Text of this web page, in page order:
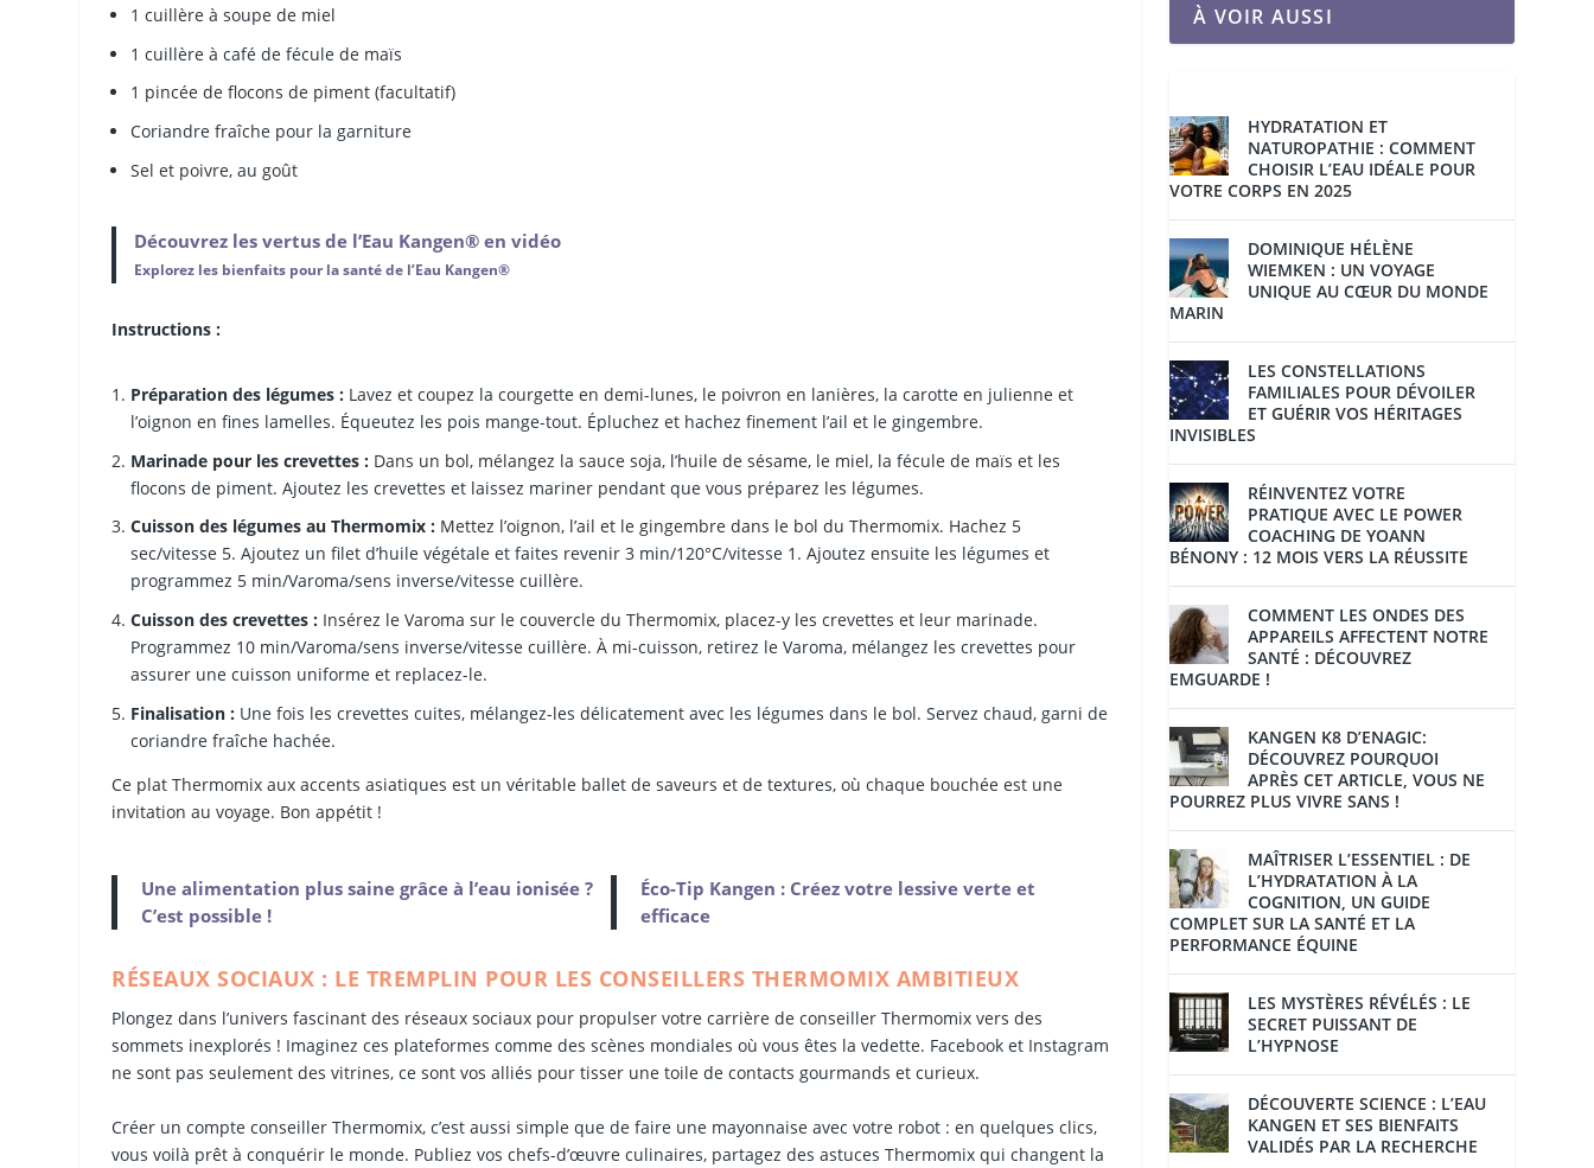
1 cuillère à soupe de miel
1 cuillère à café de fécule de maïs
1 pincée de flocons de piment (facultatif)
Coriandre fraîche pour la garniture
Sel et poivre, au goût
Découvrez les vertus de l’Eau Kangen® en vidéo
Explorez les bienfaits pour la santé de l’Eau Kangen®
Instructions :
Préparation des légumes : Lavez et coupez la courgette en demi-lunes, le poivron en lanières, la carotte en julienne et
l’oignon en fines lamelles. Équeutez les pois mange-tout. Épluchez et hachez finement l’ail et le gingembre.
Marinade pour les crevettes : Dans un bol, mélangez la sauce soja, l’huile de sésame, le miel, la fécule de maïs et les
flocons de piment. Ajoutez les crevettes et laissez mariner pendant que vous préparez les légumes.
Cuisson des légumes au Thermomix : Mettez l’oignon, l’ail et le gingembre dans le bol du Thermomix. Hachez 5
sec/vitesse 5. Ajoutez un filet d’huile végétale et faites revenir 3 min/120°C/vitesse 1. Ajoutez ensuite les légumes et
programmez 5 min/Varoma/sens inverse/vitesse cuillère.
Cuisson des crevettes : Insérez le Varoma sur le couvercle du Thermomix, placez-y les crevettes et leur marinade.
Programmez 10 min/Varoma/sens inverse/vitesse cuillère. À mi-cuisson, retirez le Varoma, mélangez les crevettes pour
assurer une cuisson uniforme et replacez-le.
Finalisation : Une fois les crevettes cuites, mélangez-les délicatement avec les légumes dans le bol. Servez chaud, garni de
coriandre fraîche hachée.
Ce plat Thermomix aux accents asiatiques est un véritable ballet de saveurs et de textures, où chaque bouchée est une
invitation au voyage. Bon appétit !
Une alimentation plus saine grâce à l’eau ionisée ?
C’est possible !
Éco-Tip Kangen : Créez votre lessive verte et
efficace
RÉSEAUX SOCIAUX : LE TREMPLIN POUR LES CONSEILLERS THERMOMIX AMBITIEUX
Plongez dans l’univers fascinant des réseaux sociaux pour propulser votre carrière de conseiller Thermomix vers des
sommets inexplorés ! Imaginez ces plateformes comme des scènes mondiales où vous êtes la vedette. Facebook et Instagram
ne sont pas seulement des vitrines, ce sont vos alliés pour tisser une toile de contacts gourmands et curieux.
Créer un compte conseiller Thermomix, c’est aussi simple que de faire une mayonnaise avec votre robot : en quelques clics,
vous voilà prêt à conquérir le monde. Publiez vos chefs-d’œuvre culinaires, partagez des astuces Thermomix qui changent la
À VOIR AUSSI
HYDRATATION ET
NATUROPATHIE : COMMENT
CHOISIR L’EAU IDÉALE POUR
VOTRE CORPS EN 2025
DOMINIQUE HÉLÈNE
WIEMKEN : UN VOYAGE
UNIQUE AU CŒUR DU MONDE
MARIN
LES CONSTELLATIONS
FAMILIALES POUR DÉVOILER
ET GUÉRIR VOS HÉRITAGES
INVISIBLES
RÉINVENTEZ VOTRE
PRATIQUE AVEC LE POWER
COACHING DE YOANN
BÉNONY : 12 MOIS VERS LA RÉUSSITE
COMMENT LES ONDES DES
APPAREILS AFFECTENT NOTRE
SANTÉ : DÉCOUVREZ
EMGUARDE !
KANGEN K8 D’ENAGIC:
DÉCOUVREZ POURQUOI
APRÈS CET ARTICLE, VOUS NE
POURREZ PLUS VIVRE SANS !
MAÎTRISER L’ESSENTIEL : DE
L’HYDRATATION À LA
COGNITION, UN GUIDE
COMPLET SUR LA SANTÉ ET LA
PERFORMANCE ÉQUINE
LES MYSTÈRES RÉVÉLÉS : LE
SECRET PUISSANT DE
L’HYPNOSE
DÉCOUVERTE SCIENCE : L’EAU
KANGEN ET SES BIENFAITS
VALIDÉS PAR LA RECHERCHE